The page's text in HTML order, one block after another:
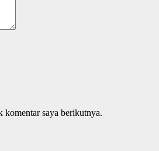
komentar saya berikutnya.